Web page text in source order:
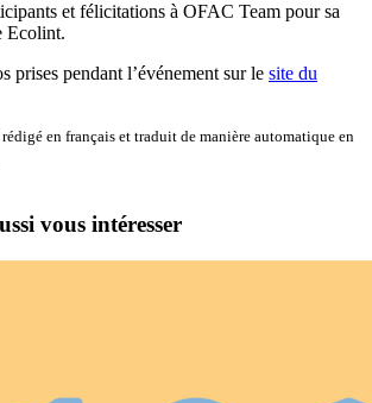
et félicitations à OFAC Team pour sa
Ecolint.
prises pendant l’événement sur le site du
en français et traduit de manière automatique en
vous intéresser